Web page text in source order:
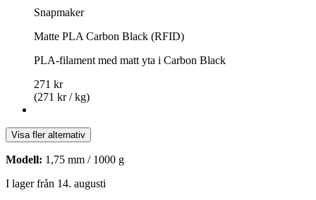
Snapmaker
Matte PLA Carbon Black (RFID)
PLA-filament med matt yta i Carbon Black
271 kr
(271 kr / kg)
Visa fler alternativ
Modell: 1,75 mm / 1000 g
I lager från 14. augusti